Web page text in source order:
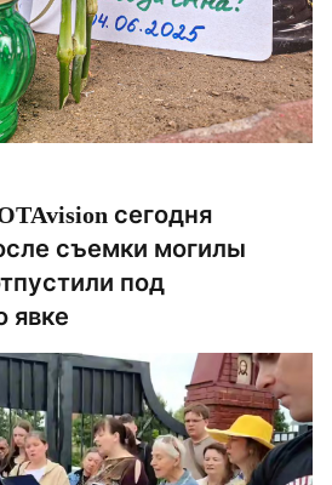
сегодня
съемки могилы
под
явке